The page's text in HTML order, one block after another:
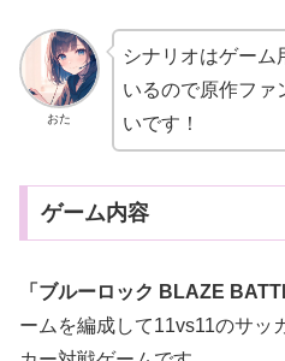
おた
シナリオはゲーム
いるので原作ファ
いです！
ゲーム内容
「ブルーロック BLAZE
ームを編成して11vs11のサッ